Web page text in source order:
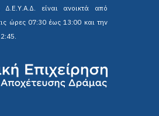
Δ.Ε.Υ.Α.Δ. είναι ανοικτά από
ώρες 07:30 έως 13:00 και την